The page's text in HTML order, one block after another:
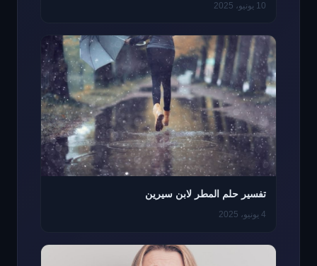
10 يونيو، 2025
تفسير حلم المطر لابن سيرين
4 يونيو، 2025